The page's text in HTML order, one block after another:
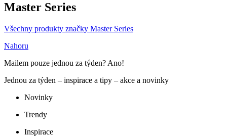
Master Series
Všechny produkty značky Master Series
Nahoru
Mailem pouze jednou za týden? Ano!
Jednou za týden – inspirace a tipy – akce a novinky
Novinky
Trendy
Inspirace